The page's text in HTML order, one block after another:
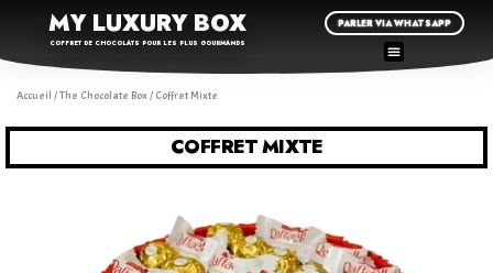
MY LUXURY BOX
COFFRET DE CHOCOLATS POUR LES PLUS GOURMANDS
PARLER VIA WHATSAPP
Accueil /The Chocolate Box/ Coffret Mixte
COFFRET MIXTE